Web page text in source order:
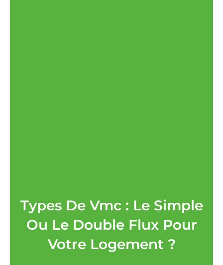
Types De Vmc : Le Simple
Ou Le Double Flux Pour
Votre Logement ?